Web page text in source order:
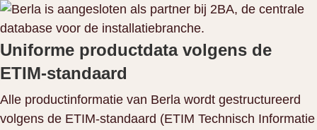
Uniforme productdata volgens de
ETIM-standaard
Alle productinformatie van Berla wordt gestructureerd
volgens de ETIM-standaard (ETIM Technisch Informatie